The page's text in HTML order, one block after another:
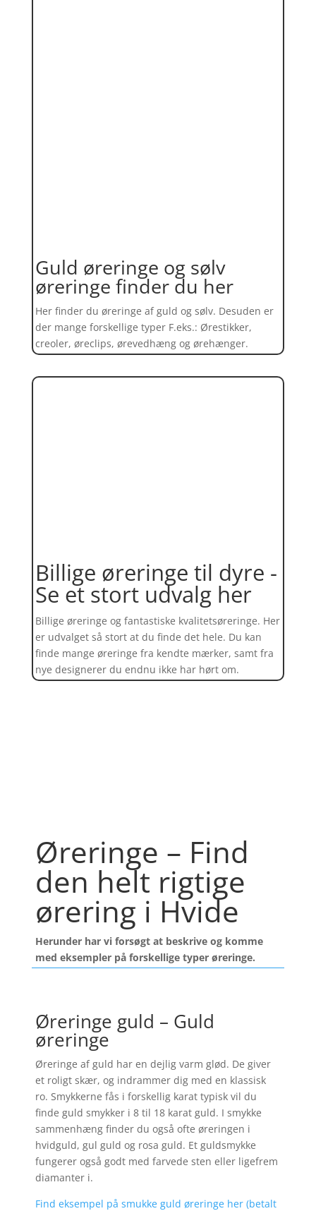
Guld øreringe og sølv
øreringe finder du her
Her finder du øreringe af guld og sølv. Desuden er
der mange forskellige typer F.eks.: Ørestikker,
creoler, øreclips, ørevedhæng og ørehænger.
Billige øreringe til dyre -
Se et stort udvalg her
Billige øreringe og fantastiske kvalitetsøreringe. Her
er udvalget så stort at du finde det hele. Du kan
finde mange øreringe fra kendte mærker, samt fra
nye designerer du endnu ikke har hørt om.
Øreringe – Find
den helt rigtige
ørering i Hvide
Herunder har vi forsøgt at beskrive og komme
med eksempler på forskellige typer øreringe.
Øreringe guld – Guld
øreringe
Øreringe af guld har en dejlig varm glød. De giver
et roligt skær, og indrammer dig med en klassisk
ro. Smykkerne fås i forskellig karat typisk vil du
finde guld smykker i 8 til 18 karat guld. I smykke
sammenhæng finder du også ofte øreringen i
hvidguld, gul guld og rosa guld. Et guldsmykke
fungerer også godt med farvede sten eller ligefrem
diamanter i.
Find eksempel på smukke guld øreringe her (betalt